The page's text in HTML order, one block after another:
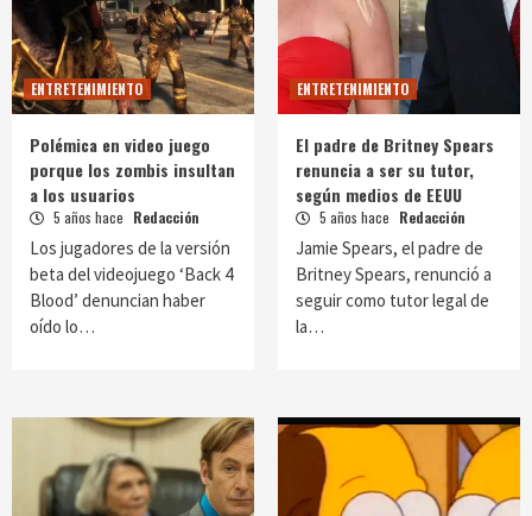
ENTRETENIMIENTO
Polémica en video juego
porque los zombis insultan
a los usuarios
5 años hace Redacción
Los jugadores de la versión
beta del videojuego ‘Back 4
Blood’ denuncian haber
oído lo…
ENTRETENIMIENTO
El padre de Britney Spears
renuncia a ser su tutor,
según medios de EEUU
5 años hace Redacción
Jamie Spears, el padre de
Britney Spears, renunció a
seguir como tutor legal de
la…